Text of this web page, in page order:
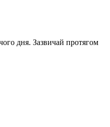
дня. Зазвичай протягом